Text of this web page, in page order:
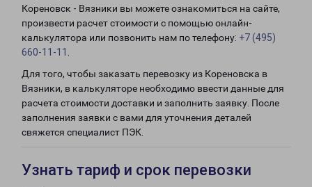
Кореновск - Вязники вы можете ознакомиться на сайте,
произвести расчет стоимости с помощью онлайн-
калькулятора или позвонить нам по телефону: +7 (495)
660-11-11
Для того, чтобы заказать перевозку из Кореновска в
Вязники, в калькуляторе необходимо ввести данные для
расчета стоимости доставки и заполнить заявку. После
заполнения заявки с вами для уточнения деталей
свяжется специалист ПЭК.
Узнать тариф и срок перевозки